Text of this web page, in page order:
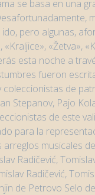
se basa en una
pero algunas,
«Kraljice», «Žetva»,
esta noche a
fueron
coleccionistas de
Stepanov, Pajo
de este
para la
arreglos musicales
Radičević,
Radičević,
de Petrovo Selo